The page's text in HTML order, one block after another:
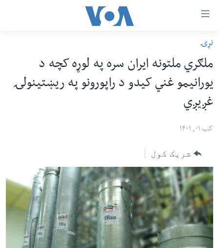
رسي
وړ
اتصالات
اصلي
عمومي
لارښود
ته
لاړ
شئ
لټون
افغانستان
سیمه
امریکا
نړۍ
ځوانان
د بیان ازادي
روغتیا
سرمقاله
له مونږ سره په تماس کې پاتې شئ
نړۍ
ملګري ملتونه ایران سره په لوړه کچه د
یورانیمو غني کیدو د راپورونو په ریښتینولۍ
غږیږي
کب ۰۱, ۱۴۰۱
شریک کول